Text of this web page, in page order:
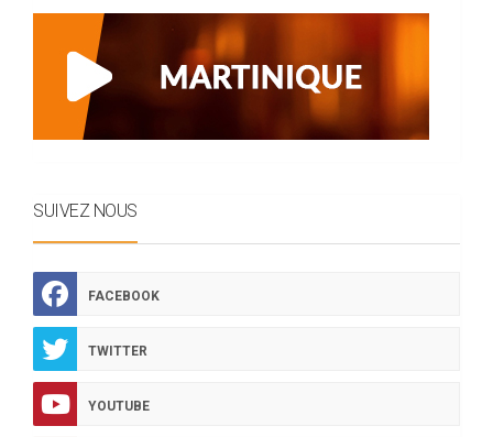
SUIVEZ NOUS
FACEBOOK
TWITTER
YOUTUBE